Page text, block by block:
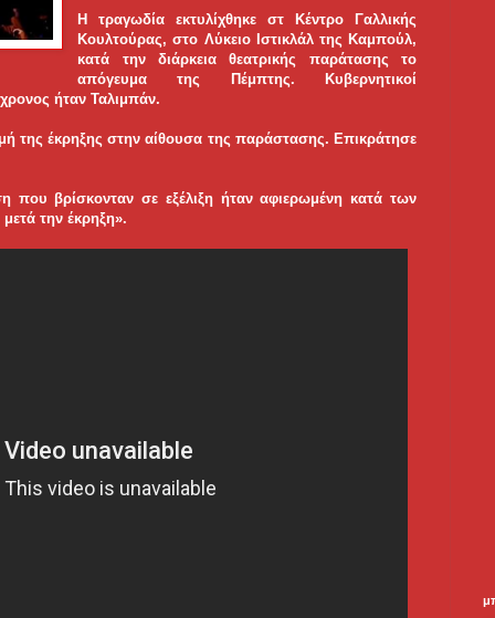
Η τραγωδία εκτυλίχθηκε στ Κέντρο Γαλλικής
Κουλτούρας, στο Λύκειο Ιστικλάλ της Καμπούλ,
κατά την διάρκεια θεατρικής παράτασης το
απόγευμα της Πέμπτης. Κυβερνητικοί
ήταν Ταλιμπάν.
της έκρηξης στην αίθουσα της παράστασης. Επικράτησε
βρίσκονταν σε εξέλιξη ήταν αφιερωμένη κατά των
την έκρηξη».